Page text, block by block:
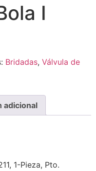
I
Bridadas, Válvula de
adicional
1-Pieza, Pto.